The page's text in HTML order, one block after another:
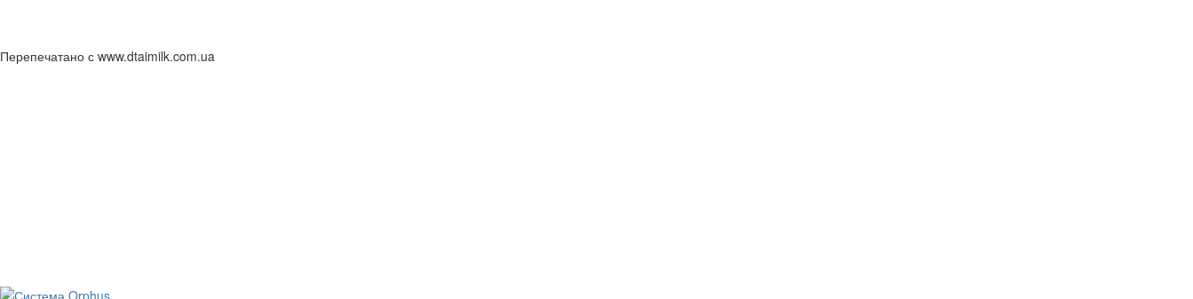
Перепечатано с www.dtaimilk.com.ua